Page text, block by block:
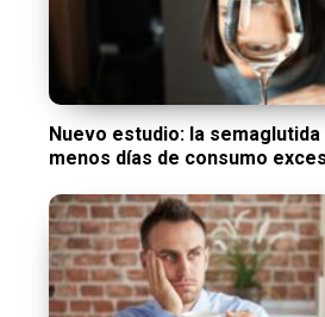
Nuevo estudio: la
menos días de consumo